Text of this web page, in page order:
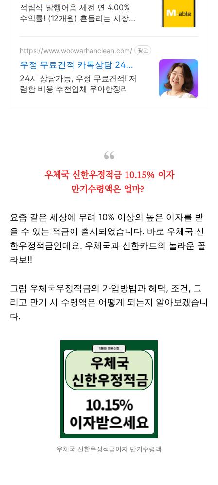
없이 누구나
적립식 발행어음 세전 연 4.00%
수익률! (12개월) 흔들리는 시장속
https://www.woowarhanclean.com/ 광고
우정 무료견적 카톡상담 24시
비대면 가능
24시 상담가능, 우정 무료견적! 저
렴한 비용 추천업체 우아한정리
우체국 신한우정적금 10.15% 이자
만기수령액은 얼마?
요즘 같은 세상에 무려 10% 이상의 높은 이자를 받
을 수 있는 적금이 출시되었습니다. 바로 우체국 신
한우정적금인데요. 우체국과 신한카드의 놀라운 꼴
라보!!
그럼 우체국우정적금의 가입방법과 헤택, 조건, 그
리고 만기 시 수령액은 어떻게 되는지 알아보겠습니
다.
우체국 신한우정적금이자 만기수령액